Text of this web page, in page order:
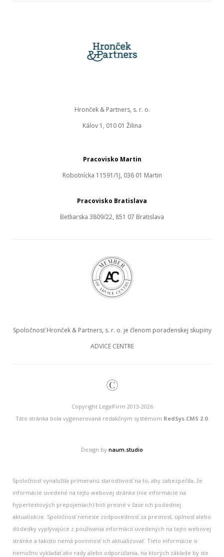
Pracovisko Martin
Robotnícka 11591/1J, 036 01 Martin
Hronček & Partners, s. r. o.
Kálov 1, 010 01 Žilina
Pracovisko Bratislava
Betliarska 3809/22, 851 07 Bratislava
Spoločnosť Hronček & Partners, s. r. o. je členom poradenskej skupiny
ADVICE CENTRE
©
Copyright LegalFirm 2013-2026
Táto stránka bola vygenerovaná redakčným systémom RedSys.CMS 2.0.
Design by naum.studio
Spoločnosť vynaložila primeranú starostlivosť na to, aby zabezpečila, že
informácie uvedené na tejto webovej stránke (nie informácie na
hypertextových prepojeniach) boli presné v čase ich poslednej
aktualizácie. Spoločnosť nenesie zodpovednosť za presnosť, úplnosť alebo
dôsledky vyplývajúce z používania informácií uvedených na tejto webovej
stránke a takisto nemá povinnosť ich aktualizovať. Tieto informácie si
nemožno vykladať ako rady alebo odporúčania, na ktorých základe by ste